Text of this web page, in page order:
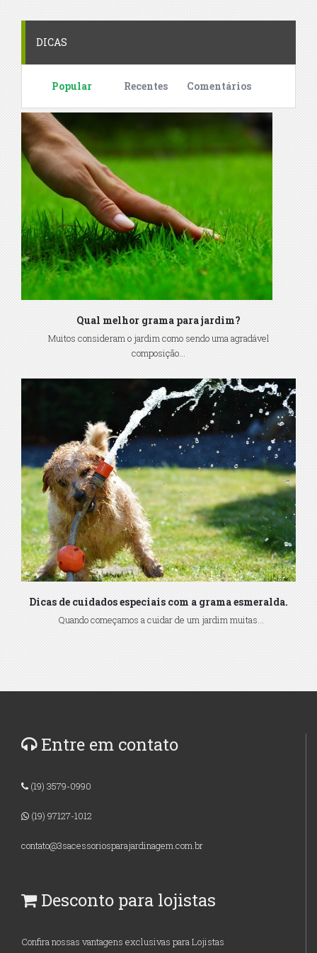
DICAS
Popular Recentes Comentários
Qual melhor grama para jardim?
Muitos consideram o jardim como sendo uma agradável
composição...
Dicas de cuidados especiais com a grama esmeralda.
Quando começamos a cuidar de um jardim muitas...
Entre em contato
(19) 3579-0990
(19) 97127-1012
contato@3sacessoriosparajardinagem.com.br
Desconto para lojistas
Confira nossas vantagens exclusivas para Lojistas